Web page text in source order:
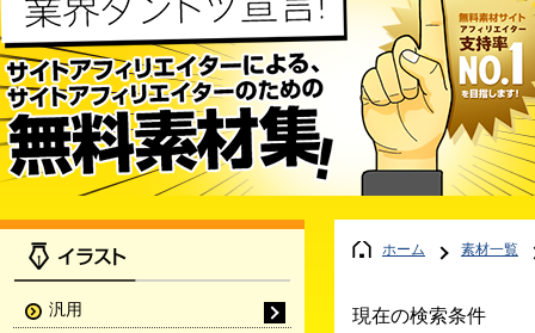
ホーム 素材一覧
現在の検索条件
汎用